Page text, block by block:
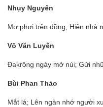
Nhụy Nguyên
Mơ phơi trên đồng; Hiên nhà
Võ Văn Luyến
Đakrông ngày mở núi; Gửi
Bùi Phan Thảo
Mắt lá; Lên ngàn nhớ người